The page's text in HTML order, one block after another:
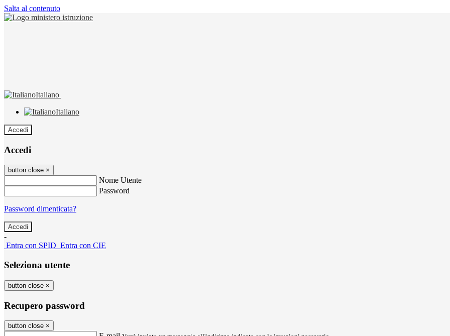
Salta al contenuto
Italiano
Italiano
Accedi
Accedi
button close ×
Nome Utente
Password
Password dimenticata?
-
Entra con SPID Entra con CIE
Seleziona utente
button close ×
Recupero password
button close ×